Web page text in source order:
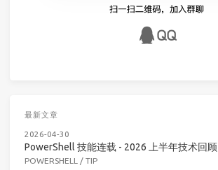
最新文章
2026-04-30
PowerShell 技能连载 - 2026 上半年技术回顾
POWERSHELL / TIP